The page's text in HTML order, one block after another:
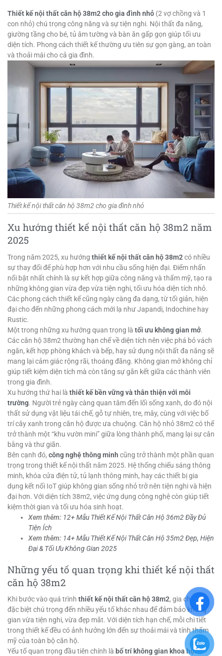
Thiết kế nội thất căn hộ 38m2 cho gia đình nhỏ (2 vợ chồng và 1
con nhỏ) chú trọng công năng và sự tiện nghi. Nội thất đa năng,
giường tầng cho bé, tủ âm tường và bàn ăn gấp gọn giúp tối ưu
diện tích. Phong cách thiết kế thường ưu tiên sự gọn gàng, an toàn
và thoải mái cho cả gia đình.
Thiết kế nội thất căn hộ 38m2 cho gia đình nhỏ
Xu hướng thiết kế nội thất căn hộ 38m2 năm
2025
Trong năm 2025, xu hướng thiết kế nội thất căn hộ 38m2có nhiều
sự thay đổi để phù hợp hơn với nhu cầu sống hiện đại. Điểm nhấn
nổi bật nhất chính là sự kết hợp giữa công năng và thẩm mỹ, tạo ra
những không gian vừa đẹp vừa tiện nghi, tối ưu hóa diện tích nhỏ.
Các phong cách thiết kế cũng ngày càng đa dạng, từ tối giản, hiện
đại cho đến những phong cách mới lạ như Japandi, Indochine hay
Rustic.
Một trong những xu hướng quan trọng là tối ưu không gian mở.
Các căn hộ 38m2 thường hạn chế về diện tích nên việc phá bỏ vách
ngăn, kết hợp phòng khách và bếp, hay sử dụng nội thất đa năng sẽ
mang lại cảm giác rộng rãi, thoáng đãng. Không gian mở không chỉ
giúp tiết kiệm diện tích mà còn tăng sự gắn kết giữa các thành viên
trong gia đình.
Xu hướng thứ hai là thiết kế bền vững và thân thiện với môi
trường. Người trẻ ngày càng quan tâm đến lối sống xanh, do đó nội
thất sử dụng vật liệu tái chế, gỗ tự nhiên, tre, mây, cùng với việc bố
trí cây xanh trong căn hộ được ưa chuộng. Căn hộ nhỏ 38m2 có thể
trở thành một “khu vườn mini” giữa lòng thành phố, mang lại sự cân
bằng và thư giãn.
Bên cạnh đó, công nghệ thông minh cũng trở thành một phần quan
trọng trong thiết kế nội thất năm 2025. Hệ thống chiếu sáng thông
minh, khóa cửa điện tử, tủ lạnh thông minh, hay các thiết bị gia
dụng kết nối IoT giúp không gian sống nhỏ trở nên tiện nghi và hiện
đại hơn. Với diện tích 38m2, việc ứng dụng công nghệ còn giúp tiết
kiệm thời gian và tối ưu hóa sinh hoạt.
Xem thêm: 12+ Mẫu Thiết Kế Nội Thất Căn Hộ 36m2 Đầy Đủ
Tiện Ích
Xem thêm: 14+ Mẫu Thiết Kế Nội Thất Căn Hộ 35m2 Đẹp, Hiện
Đại & Tối Ưu Không Gian 2025
Những yếu tố quan trọng khi thiết kế nội thất
căn hộ 38m2
Khi bước vào quá trình thiết kế nội thất căn hộ 38m2, gia chủ cần
đặc biệt chú trọng đến nhiều yếu tố khác nhau để đảm bảo không
gian vừa tiện nghi, vừa đẹp mắt. Với diện tích hạn chế, mỗi chi tiết
trong thiết kế đều có ảnh hưởng lớn đến sự thoải mái và tính thẩm
mỹ của toàn bộ căn hộ.
Yếu tố quan trọng đầu tiên chính là bố trí không gian khoa học.